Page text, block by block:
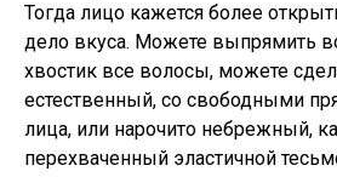
Тогда лицо кажется более
дело вкуса. Можете выпрямить
хвостик все волосы, можете
естественный, со свободными
лица, или нарочито небрежный,
перехваченный эластичной